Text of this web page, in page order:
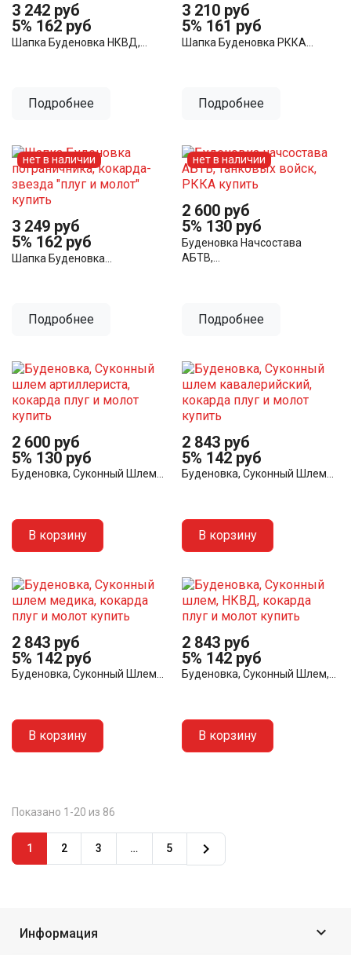
3 242 руб
5% 162 руб
Шапка Буденовка НКВД,...
Подробнее
3 210 руб
5% 161 руб
Шапка Буденовка РККА...
Подробнее
3 249 руб
5% 162 руб
Шапка Буденовка...
Подробнее
нет в наличии
2 600 руб
5% 130 руб
Буденовка Начсостава
АБТВ,...
Подробнее
нет в наличии
2 600 руб
5% 130 руб
Буденовка, Суконный Шлем...
В корзину
2 843 руб
5% 142 руб
Буденовка, Суконный Шлем...
В корзину
2 843 руб
5% 142 руб
Буденовка, Суконный Шлем...
В корзину
2 843 руб
5% 142 руб
Буденовка, Суконный Шлем,...
В корзину
Показано 1-20 из 86
1 2 3 … 5 
Информация 